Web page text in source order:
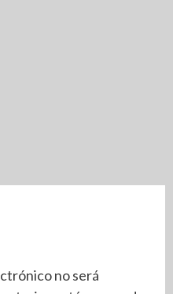
no será